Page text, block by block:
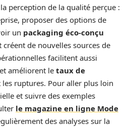
perception de la qualité perçue :
proposer des options de
un packaging éco-conçu
créent de nouvelles sources de
facilitent aussi
améliorent le taux de
ruptures. Pour aller plus loin
et suivre des exemples
le magazine en ligne Mode
des analyses sur la